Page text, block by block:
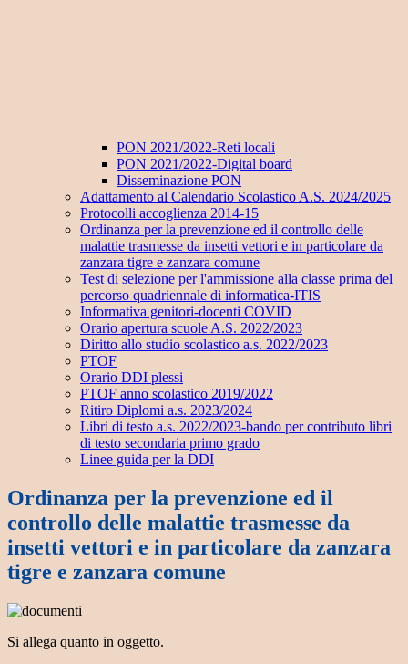
PON 2021/2022-Reti locali
PON 2021/2022-Digital board
Disseminazione PON
Adattamento al Calendario Scolastico A.S. 2024/2025
Protocolli accoglienza 2014-15
Ordinanza per la prevenzione ed il controllo delle
malattie trasmesse da insetti vettori e in particolare da
zanzara tigre e zanzara comune
Test di selezione per l'ammissione alla classe prima del
percorso quadriennale di informatica-ITIS
Informativa genitori-docenti COVID
Orario apertura scuole A.S. 2022/2023
Diritto allo studio scolastico a.s. 2022/2023
PTOF
Orario DDI plessi
PTOF anno scolastico 2019/2022
Ritiro Diplomi a.s. 2023/2024
Libri di testo a.s. 2022/2023-bando per contributo libri
di testo secondaria primo grado
Linee guida per la DDI
Ordinanza per la prevenzione ed il
controllo delle malattie trasmesse da
insetti vettori e in particolare da zanzara
tigre e zanzara comune
Si allega quanto in oggetto.